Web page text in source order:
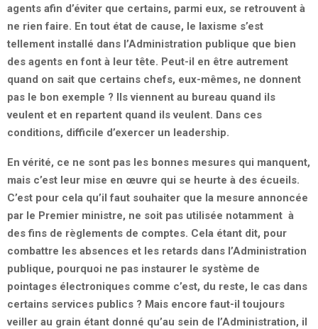
agents afin d’éviter que certains, parmi eux, se retrouvent à
ne rien faire. En tout état de cause, le laxisme s’est
tellement installé dans l’Administration publique que bien
des agents en font à leur tête. Peut-il en être autrement
quand on sait que certains chefs, eux-mêmes, ne donnent
pas le bon exemple ? Ils viennent au bureau quand ils
veulent et en repartent quand ils veulent. Dans ces
conditions, difficile d’exercer un leadership.
En vérité, ce ne sont pas les bonnes mesures qui manquent,
mais c’est leur mise en œuvre qui se heurte à des écueils.
C’est pour cela qu’il faut souhaiter que la mesure annoncée
par le Premier ministre, ne soit pas utilisée notamment à
des fins de règlements de comptes. Cela étant dit, pour
combattre les absences et les retards dans l’Administration
publique, pourquoi ne pas instaurer le système de
pointages électroniques comme c’est, du reste, le cas dans
certains services publics ? Mais encore faut-il toujours
veiller au grain étant donné qu’au sein de l’Administration, il